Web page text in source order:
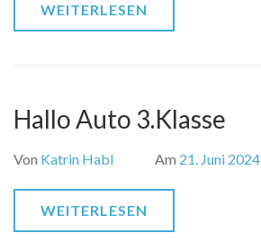
WEITERLESEN
Hallo Auto 3.Klasse
Von Katrin Habl Am 21. Juni 2024
WEITERLESEN